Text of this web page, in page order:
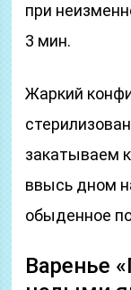
при
3 мин.
Жаркий
закатываем
ввысь дном
обыденное
Варенье